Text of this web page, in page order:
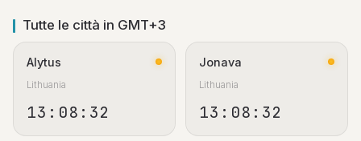
Tutte le città in GMT+3
Alytus
Lithuania
13:08:33
Jonava
Lithuania
13:08:33